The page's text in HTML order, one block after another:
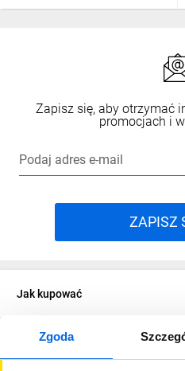
Zgoda
Zapisz się, aby otrzymać
promocjach i
Podaj adres e-mail
ZAPISZ
Jak kupować
O firmie